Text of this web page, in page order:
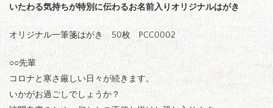
いたわる気持ちが特別に伝わるお名前入りオリジナルはがき
オリジナル一筆箋はがき 50枚 PCC0002
○○先輩
コロナと寒さ厳しい日々が続きます。
いかがお過ごしでしょうか？